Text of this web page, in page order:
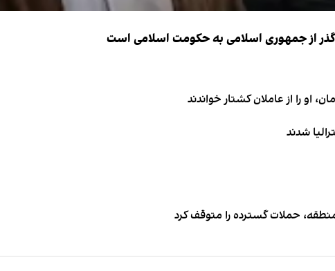
گذر از جمهوری اسلامی به حکومت اسلامی است
او را از عاملان کشتار خواندند
حملات گسترده را متوقف کرد